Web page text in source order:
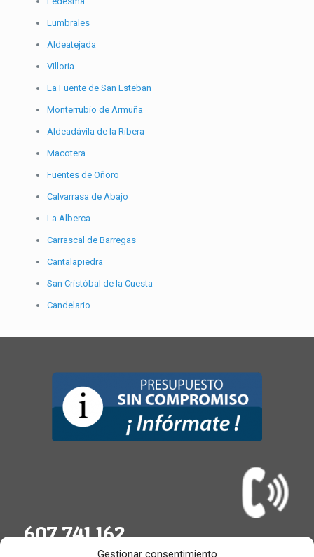
Gestionar consentimiento
Lumbrales
Aldeatejada
Villoria
La Fuente de San Esteban
Monterrubio de Armuña
Aldeadávila de la Ribera
Macotera
Fuentes de Oñoro
Calvarrasa de Abajo
La Alberca
Carrascal de Barregas
Cantalapiedra
San Cristóbal de la Cuesta
Candelario
607 741 162